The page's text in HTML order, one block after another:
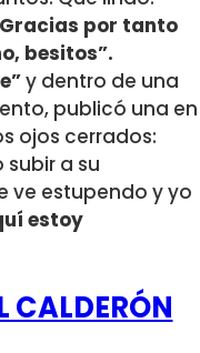
Gracias por tanto
besitos”.
y dentro de una
publicó una en
ojos cerrados:
a su
ve estupendo y yo
estoy
CALDERÓN